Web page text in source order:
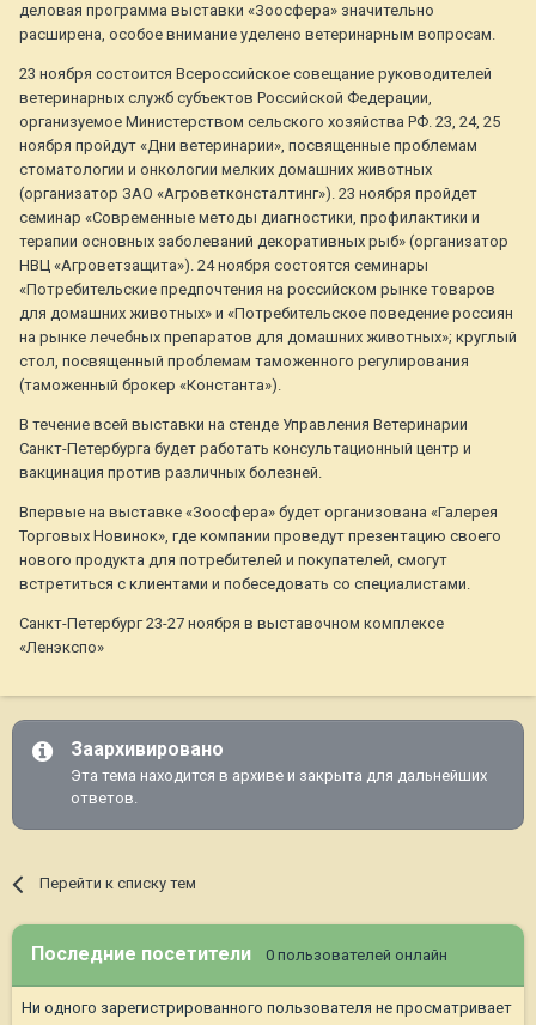
деловая программа выставки «Зоосфера» значительно
расширена, особое внимание уделено ветеринарным вопросам.
23 ноября состоится Всероссийское совещание руководителей
ветеринарных служб субъектов Российской Федерации,
организуемое Министерством сельского хозяйства РФ. 23, 24, 25
ноября пройдут «Дни ветеринарии», посвященные проблемам
стоматологии и онкологии мелких домашних животных
(организатор ЗАО «Агроветконсталтинг»). 23 ноября пройдет
семинар «Современные методы диагностики, профилактики и
терапии основных заболеваний декоративных рыб» (организатор
НВЦ «Агроветзащита»). 24 ноября состоятся семинары
«Потребительские предпочтения на российском рынке товаров
для домашних животных» и «Потребительское поведение россиян
на рынке лечебных препаратов для домашних животных»; круглый
стол, посвященный проблемам таможенного регулирования
(таможенный брокер «Константа»).
В течение всей выставки на стенде Управления Ветеринарии
Санкт-Петербурга будет работать консультационный центр и
вакцинация против различных болезней.
Впервые на выставке «Зоосфера» будет организована «Галерея
Торговых Новинок», где компании проведут презентацию своего
нового продукта для потребителей и покупателей, смогут
встретиться с клиентами и побеседовать со специалистами.
Санкт-Петербург 23-27 ноября в выставочном комплексе
«Ленэкспо»
Заархивировано
Эта тема находится в архиве и закрыта для дальнейших
ответов.
Перейти к списку тем
Последние посетители 0 пользователей онлайн
Ни одного зарегистрированного пользователя не просматривает